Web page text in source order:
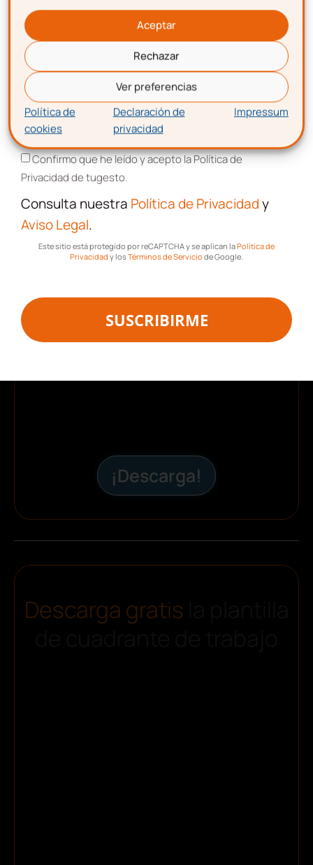
Aceptar
Rechazar
Ver preferencias
Política de
cookies
Declaración de
privacidad
Impressum
SUSCRIBIRME
Descarga gratisla
plantilla para hacer una
nómina
¡Descarga!
Descarga gratis
Correo electrónico
Aceptación de términos y condiciones
Confirmo que he leído y acepto la Política de
Privacidad de tugesto.
Consulta nuestra Política de Privacidady
Aviso Legal.
Este sitio está protegido por reCAPTCHA y se aplican laPolítica de
Privacidad y losTérminos de Servicio de Google.
SUSCRIBIRME